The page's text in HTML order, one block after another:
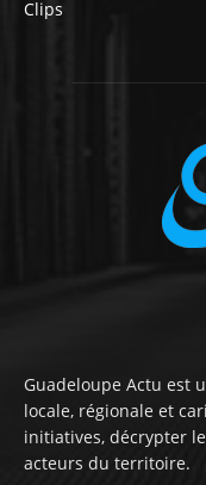
Clips
Guadeloupe Actu est
locale, régionale et
initiatives, décrypter
acteurs du territoire.